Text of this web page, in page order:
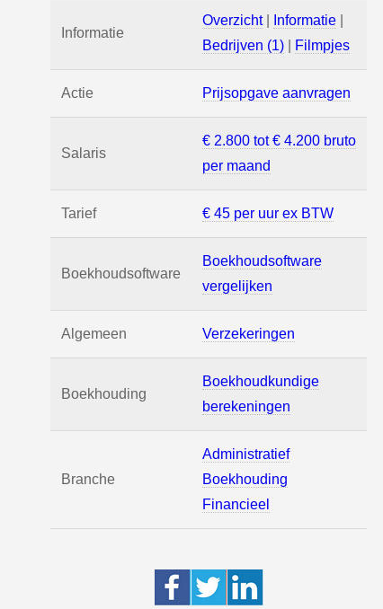
Informatie
Overzicht| Informatie
Bedrijven (1)
Filmpjes
Actie Prijsopgave aanvragen
Salaris
€ 2.800 tot € 4.200 bruto
per maand
Tarief € 45 per uur ex BTW
Boekhoudsoftware
Boekhoudsoftware
vergelijken
Algemeen Verzekeringen
Boekhouding
Boekhoudkundige
berekeningen
Branche
Administratief
Boekhouding
Financieel